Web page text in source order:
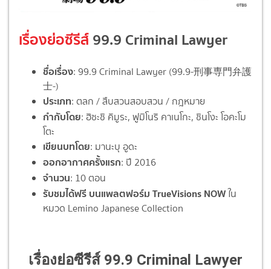
เรื่องย่อซีรีส์99.9 Criminal Lawyer
ชื่อเรื่อง: 99.9 Criminal Lawyer (99.9-刑事専門弁護
士-)
ประเภท: ตลก / สืบสวนสอบสวน / กฎหมาย
กำกับโดย: ฮิซะชิ คิมูระ, ฟูมิโนริ คาเนโกะ, ชินโงะ โอคะโม
โตะ
เขียนบทโดย: มานะบุ อูดะ
ออกอากาศครั้งแรก: ปี 2016
จำนวน: 10 ตอน
รับชมได้ฟรี บนแพลตฟอร์ม TrueVisions NOWใน
หมวด Lemino Japanese Collection
เรื่องย่อซีรีส์ 99.9 Criminal Lawyer